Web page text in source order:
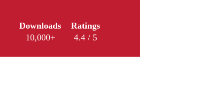
Downloads
10,000+
Ratings
4.4 / 5